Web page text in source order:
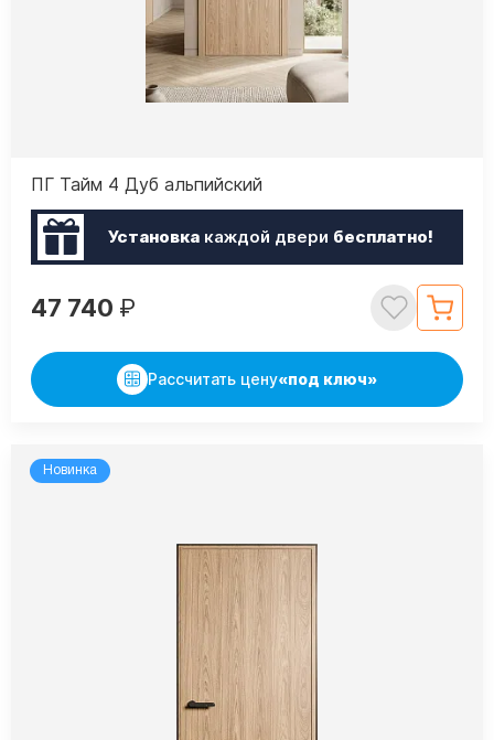
ПГ Тайм 4 Дуб альпийский
Установкакаждой двери бесплатно!
47 740 ₽
Рассчитать цену«под ключ»
Новинка